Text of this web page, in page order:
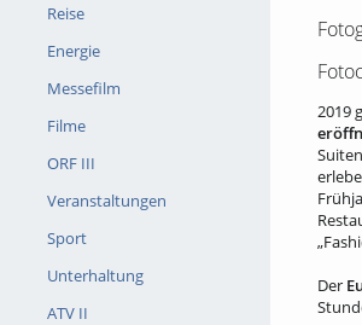
Reise
Energie
Messefilm
Filme
ORF III
Veranstaltungen
Sport
Unterhaltung
ATV II
Kommentare
favorites
2019
Der